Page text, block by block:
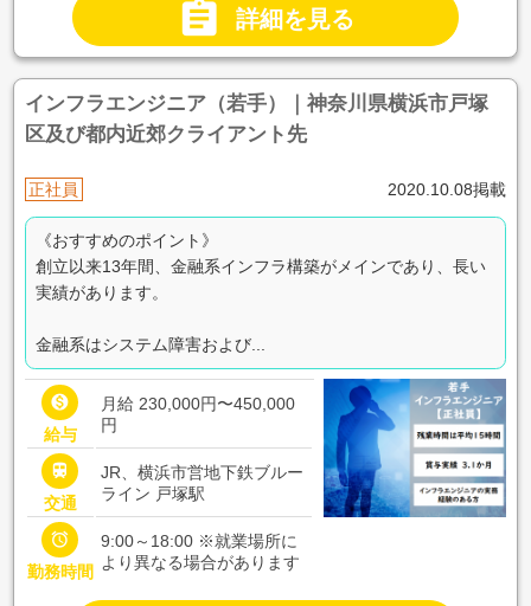
 詳細を見る
インフラエンジニア（若手）｜神奈川県横浜市戸塚
区及び都内近郊クライアント先
正社員 2020.10.08掲載
《おすすめのポイント》
創立以来13年間、金融系インフラ構築がメインであり、長い
実績があります。
金融系はシステム障害および...

給与
月給 230,000円〜450,000
円

交通
JR、横浜市営地下鉄ブルー
ライン 戸塚駅

勤務時間
9:00～18:00 ※就業場所に
より異なる場合があります